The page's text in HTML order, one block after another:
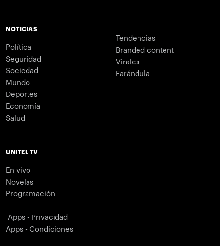
NOTICIAS
Política
Seguridad
Sociedad
Mundo
Deportes
Economía
Salud
Tendencias
Branded content
Virales
Farándula
UNITEL TV
En vivo
Novelas
Programación
Apps - Privacidad
Apps - Condiciones